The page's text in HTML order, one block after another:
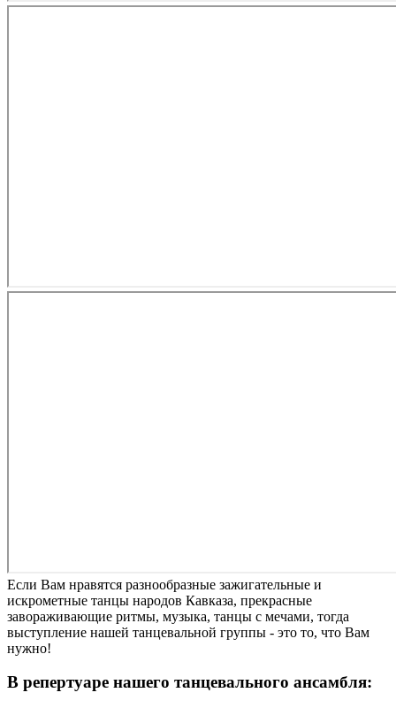
Если Вам нравятся разнообразные зажигательные и
искрометные танцы народов Кавказа, прекрасные
завораживающие ритмы, музыка, танцы с мечами, тогда
выступление нашей танцевальной группы - это то, что Вам
нужно!
В репертуаре нашего танцевального ансамбля: